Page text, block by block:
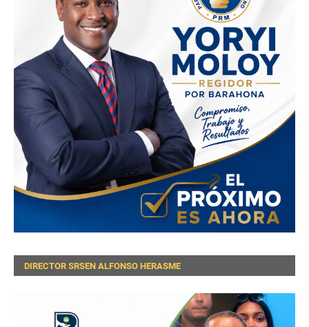
DIRECTOR SRSEN ALFONSO HERASME